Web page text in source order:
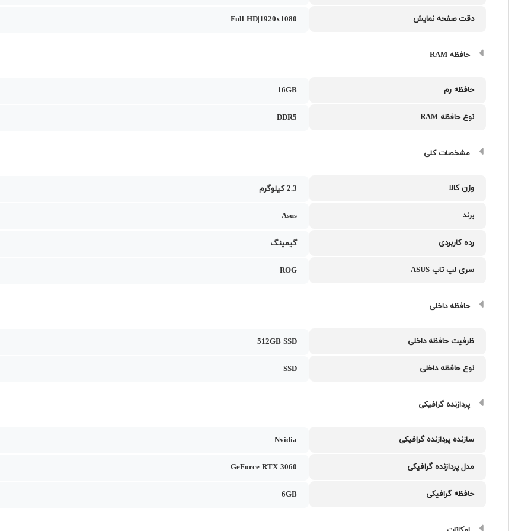
دقت صفحه نمایش Full HD|1920x1080
حافظه RAM
حافظه رم 16GB
نوع حافظه RAM DDR5
مشخصات کلی
وزن کالا 2.3 کیلوگرم
برند Asus
رده کاربردی گیمینگ
سری لپ تاپ ASUS ROG
حافظه داخلی
ظرفیت حافظه داخلی 512GB SSD
نوع حافظه داخلی SSD
پردازنده گرافیکی
سازنده پردازنده گرافیکی Nvidia
مدل پردازنده گرافیکی GeForce RTX 3060
حافظه گرافیکی 6GB